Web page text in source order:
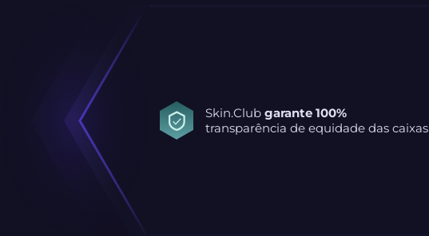
Skin.Club garante 100%
transparência de equidade das caixas